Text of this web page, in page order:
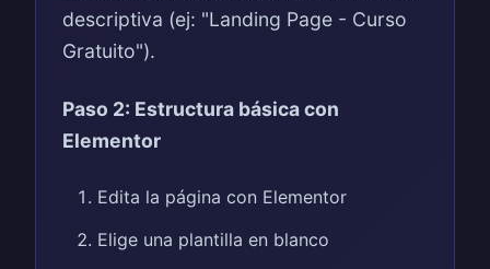
descriptiva (ej: "Landing Page - Curso
Gratuito").
Paso 2: Estructura básica con
Elementor
Edita la página con Elementor
Elige una plantilla en blanco